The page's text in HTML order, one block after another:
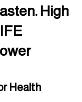
High
Health